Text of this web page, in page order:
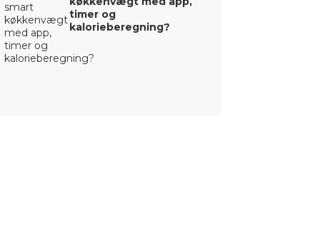
timer og
kalorieberegning?